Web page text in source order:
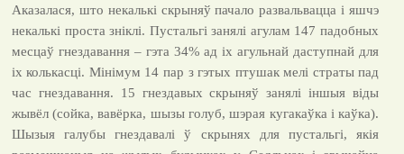
Аказалася, што некалькі скрыняў пачало развальвацца і яшчэ
некалькі проста зніклі. Пустальгі занялі агулам 147 падобных
месцаў гнездавання – гэта 34% ад іх агульнай даступнай для
іх колькасці. Мінімум 14 пар з гэтых птушак мелі страты пад
час гнездавання. 15 гнездавых скрыняў занялі іншыя віды
жывёл (сойка, вавёрка, шызы голуб, шэрая кугакаўка і каўка).
Шызыя галубы гнездавалі ў скрынях для пустальгі, якія